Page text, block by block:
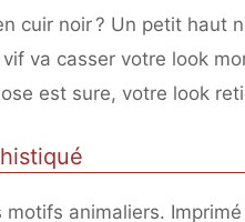
cuir noir ? Un petit haut
va casser votre look
est sure, votre look
motifs animaliers.